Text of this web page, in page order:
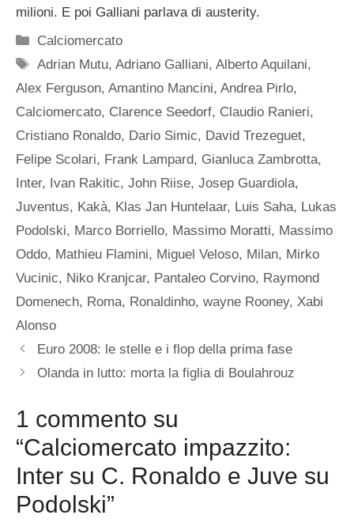
milioni. E poi Galliani parlava di austerity.
Categorie
Calciomercato
Tag
Adrian Mutu,Adriano Galliani,Alberto Aquilani,
Alex Ferguson, Amantino Mancini, Andrea Pirlo,
Calciomercato, Clarence Seedorf, Claudio Ranieri,
Cristiano Ronaldo, Dario Simic, David Trezeguet,
Felipe Scolari, Frank Lampard, Gianluca Zambrotta,
Inter, Ivan Rakitic, John Riise, Josep Guardiola,
Juventus, Kakà, Klas Jan Huntelaar, Luis Saha, Lukas
Podolski, Marco Borriello, Massimo Moratti, Massimo
Oddo, Mathieu Flamini, Miguel Veloso, Milan, Mirko
Vucinic, Niko Kranjcar, Pantaleo Corvino, Raymond
Domenech, Roma, Ronaldinho, wayne Rooney, Xabi
Alonso
Euro 2008: le stelle e i flop della prima fase
Olanda in lutto: morta la figlia di Boulahrouz
1 commento su
“Calciomercato impazzito:
Inter su C. Ronaldo e Juve su
Podolski”